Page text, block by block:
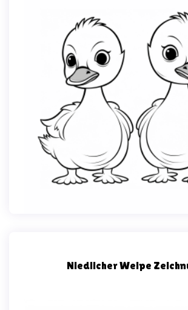
Niedlicher Welpe